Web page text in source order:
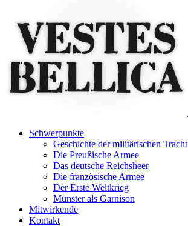
Schwerpunkte
Geschichte der militärischen Tracht
Die Preußische Armee
Das deutsche Reichsheer
Die französische Armee
Der Erste Weltkrieg
Münster als Garnison
Mitwirkende
Kontakt